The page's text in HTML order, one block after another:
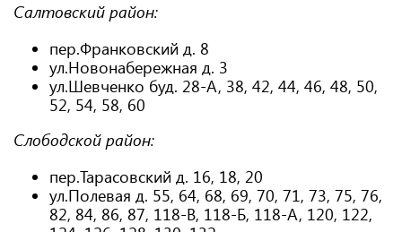
Салтовский район:
пер.Франковский д. 8
ул.Новонабережная д. 3
ул.Шевченко буд. 28-А, 38, 42, 44, 46, 48, 50,
52, 54, 58, 60
Слободской район:
пер.Тарасовский д. 16, 18, 20
ул.Полевая д. 55, 64, 68, 69, 70, 71, 73, 75, 76,
82, 84, 86, 87, 118-В, 118-Б, 118-А, 120, 122,